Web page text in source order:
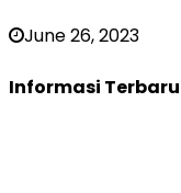
June 26, 2023
Informasi Terbaru